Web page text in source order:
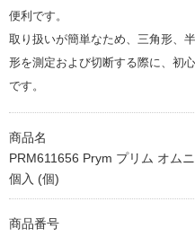
便利です。
取り扱いが簡単なため、三角形、
形を測定および切断する際に、初
です。
商品名
PRM611656 Prym プリム オム
個入 (個)
商品番号